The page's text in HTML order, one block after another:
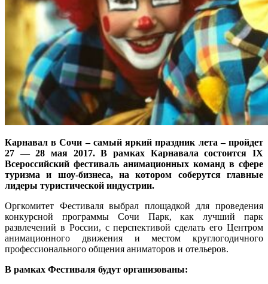
Карнавал в Сочи – самый яркий праздник лета – пройдет
27 — 28 мая 2017. В рамках Карнавала состоится IX
Всероссийский фестиваль анимационных команд в сфере
туризма и шоу-бизнеса, на котором соберутся главные
лидеры туристической индустрии.
Оргкомитет Фестиваля выбрал площадкой для проведения
конкурсной программы Сочи Парк, как лучший парк
развлечений в России, с перспективой сделать его Центром
анимационного движения и местом круглогодичного
профессионального общения аниматоров и отельеров.
В рамках Фестиваля будут организованы: